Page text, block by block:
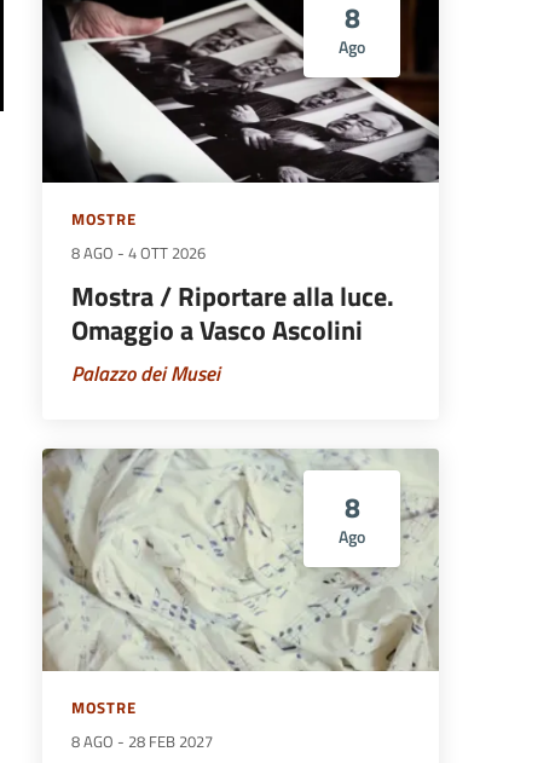
8
Ago
MOSTRE
8 AGO - 4 OTT 2026
Mostra / Riportare alla luce.
Omaggio a Vasco Ascolini
Palazzo dei Musei
8
Ago
MOSTRE
8 AGO - 28 FEB 2027